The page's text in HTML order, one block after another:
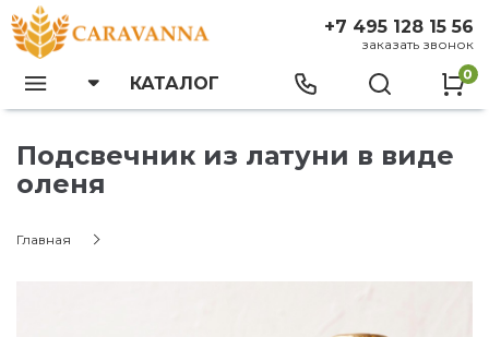
+7 495 128 15 56
заказать звонок
КАТАЛОГ 0
Подсвечник из латуни в виде
оленя
Главная